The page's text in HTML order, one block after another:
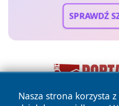
SPRAWDŹ
Nasza strona korzysta